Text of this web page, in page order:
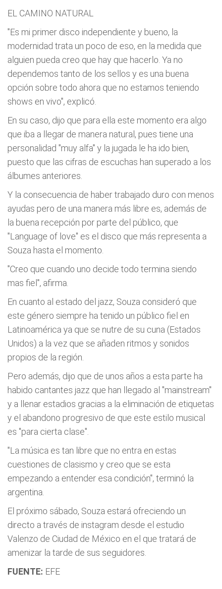
EL CAMINO NATURAL
"Es mi primer disco independiente y bueno, la
modernidad trata un poco de eso, en la medida que
alguien pueda creo que hay que hacerlo. Ya no
dependemos tanto de los sellos y es una buena
opción sobre todo ahora que no estamos teniendo
shows en vivo", explicó.
En su caso, dijo que para ella este momento era algo
que iba a llegar de manera natural, pues tiene una
personalidad "muy alfa" y la jugada le ha ido bien,
puesto que las cifras de escuchas han superado a los
álbumes anteriores.
Y la consecuencia de haber trabajado duro con menos
ayudas pero de una manera más libre es, además de
la buena recepción por parte del público, que
"Language of love" es el disco que más representa a
Souza hasta el momento.
"Creo que cuando uno decide todo termina siendo
mas fiel", afirma.
En cuanto al estado del jazz, Souza consideró que
este género siempre ha tenido un público fiel en
Latinoamérica ya que se nutre de su cuna (Estados
Unidos) a la vez que se añaden ritmos y sonidos
propios de la región.
Pero además, dijo que de unos años a esta parte ha
habido cantantes jazz que han llegado al "mainstream"
y a llenar estadios gracias a la eliminación de etiquetas
y el abandono progresivo de que este estilo musical
es "para cierta clase".
"La música es tan libre que no entra en estas
cuestiones de clasismo y creo que se esta
empezando a entender esa condición", terminó la
argentina.
El próximo sábado, Souza estará ofreciendo un
directo a través de instagram desde el estudio
Valenzo de Ciudad de México en el que tratará de
amenizar la tarde de sus seguidores.
FUENTE: EFE